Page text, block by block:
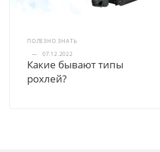
ПОЛЕЗНО ЗНАТЬ
—
07.12.2022
Какие бывают типы
рохлей?